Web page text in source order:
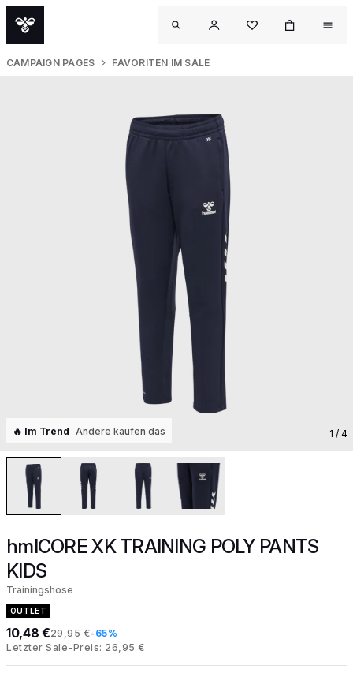
CAMPAIGN PAGES FAVORITEN IM SALE
🔥 Im Trend Andere kaufen das 1 / 4
hmlCORE XK TRAINING POLY PANTS
KIDS
Trainingshose
OUTLET
10,48 €29,95 €-65%
Letzter Sale-Preis: 26,95 €